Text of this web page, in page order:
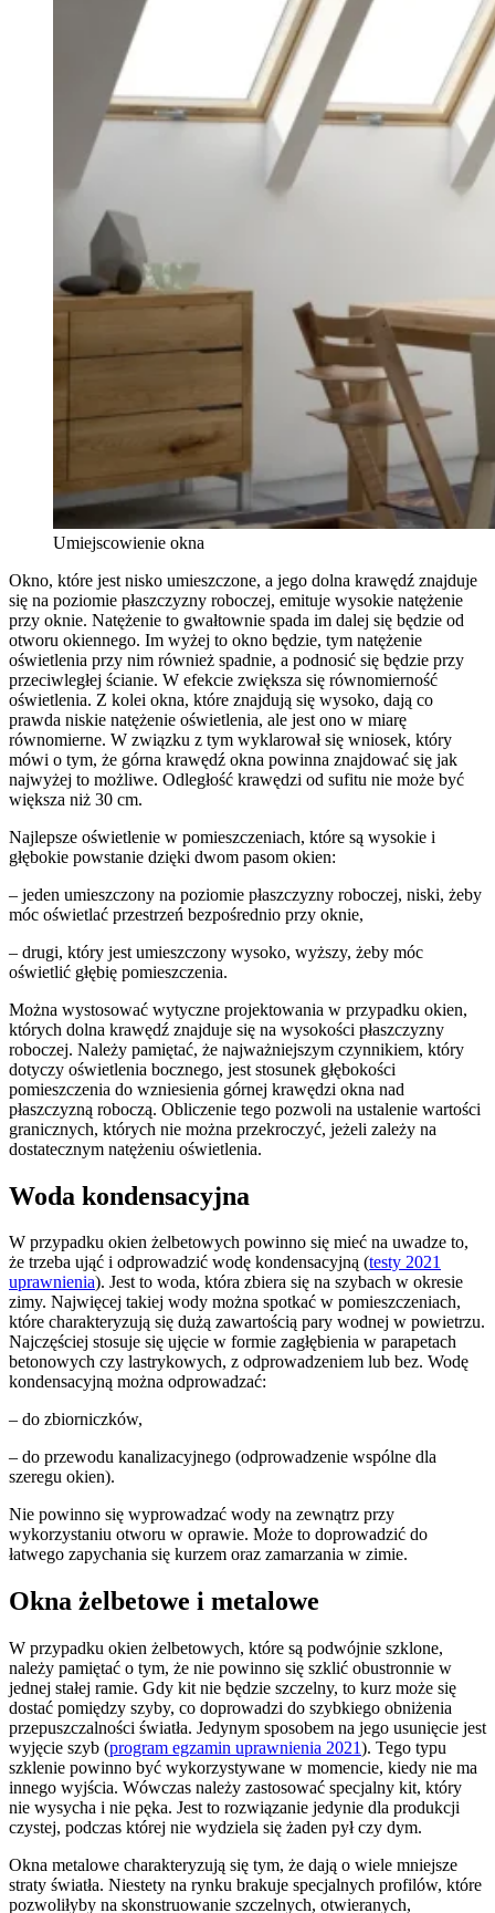
Umiejscowienie okna
Okno, które jest nisko umieszczone, a jego dolna krawędź znajduje
się na poziomie płaszczyzny roboczej, emituje wysokie natężenie
przy oknie. Natężenie to gwałtownie spada im dalej się będzie od
otworu okiennego. Im wyżej to okno będzie, tym natężenie
oświetlenia przy nim również spadnie, a podnosić się będzie przy
przeciwległej ścianie. W efekcie zwiększa się równomierność
oświetlenia. Z kolei okna, które znajdują się wysoko, dają co
prawda niskie natężenie oświetlenia, ale jest ono w miarę
równomierne. W związku z tym wyklarował się wniosek, który
mówi o tym, że górna krawędź okna powinna znajdować się jak
najwyżej to możliwe. Odległość krawędzi od sufitu nie może być
większa niż 30 cm.
Najlepsze oświetlenie w pomieszczeniach, które są wysokie i
głębokie powstanie dzięki dwom pasom okien:
– jeden umieszczony na poziomie płaszczyzny roboczej, niski, żeby
móc oświetlać przestrzeń bezpośrednio przy oknie,
– drugi, który jest umieszczony wysoko, wyższy, żeby móc
oświetlić głębię pomieszczenia.
Można wystosować wytyczne projektowania w przypadku okien,
których dolna krawędź znajduje się na wysokości płaszczyzny
roboczej. Należy pamiętać, że najważniejszym czynnikiem, który
dotyczy oświetlenia bocznego, jest stosunek głębokości
pomieszczenia do wzniesienia górnej krawędzi okna nad
płaszczyzną roboczą. Obliczenie tego pozwoli na ustalenie wartości
granicznych, których nie można przekroczyć, jeżeli zależy na
dostatecznym natężeniu oświetlenia.
Woda kondensacyjna
W przypadku okien żelbetowych powinno się mieć na uwadze to,
że trzeba ująć i odprowadzić wodę kondensacyjną (testy 2021
uprawnienia). Jest to woda, która zbiera się na szybach w okresie
zimy. Najwięcej takiej wody można spotkać w pomieszczeniach,
które charakteryzują się dużą zawartością pary wodnej w powietrzu.
Najczęściej stosuje się ujęcie w formie zagłębienia w parapetach
betonowych czy lastrykowych, z odprowadzeniem lub bez. Wodę
kondensacyjną można odprowadzać:
– do zbiorniczków,
– do przewodu kanalizacyjnego (odprowadzenie wspólne dla
szeregu okien).
Nie powinno się wyprowadzać wody na zewnątrz przy
wykorzystaniu otworu w oprawie. Może to doprowadzić do
łatwego zapychania się kurzem oraz zamarzania w zimie.
Okna żelbetowe i metalowe
W przypadku okien żelbetowych, które są podwójnie szklone,
należy pamiętać o tym, że nie powinno się szklić obustronnie w
jednej stałej ramie. Gdy kit nie będzie szczelny, to kurz może się
dostać pomiędzy szyby, co doprowadzi do szybkiego obniżenia
przepuszczalności światła. Jedynym sposobem na jego usunięcie jest
wyjęcie szyb (program egzamin uprawnienia 2021). Tego typu
szklenie powinno być wykorzystywane w momencie, kiedy nie ma
innego wyjścia. Wówczas należy zastosować specjalny kit, który
nie wysycha i nie pęka. Jest to rozwiązanie jedynie dla produkcji
czystej, podczas której nie wydziela się żaden pył czy dym.
Okna metalowe charakteryzują się tym, że dają o wiele mniejsze
straty światła. Niestety na rynku brakuje specjalnych profilów, które
pozwoliłyby na skonstruowanie szczelnych, otwieranych,